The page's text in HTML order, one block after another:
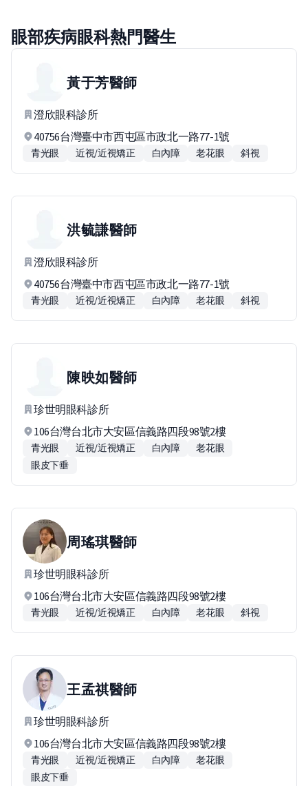
眼部疾病眼科熱門醫生
黃于芳醫師
澄欣眼科診所
40756台灣臺中市西屯區市政北一路77-1號
青光眼 近視/近視矯正 白內障 老花眼 斜視
洪毓謙醫師
澄欣眼科診所
40756台灣臺中市西屯區市政北一路77-1號
青光眼 近視/近視矯正 白內障 老花眼 斜視
陳映如醫師
珍世明眼科診所
106台灣台北市大安區信義路四段98號2樓
青光眼 近視/近視矯正 白內障
老花眼
眼皮下垂
周瑤琪醫師
珍世明眼科診所
106台灣台北市大安區信義路四段98號2樓
青光眼 近視/近視矯正 白內障 老花眼 斜視
王孟祺醫師
珍世明眼科診所
106台灣台北市大安區信義路四段98號2樓
青光眼 近視/近視矯正 白內障
老花眼
眼皮下垂